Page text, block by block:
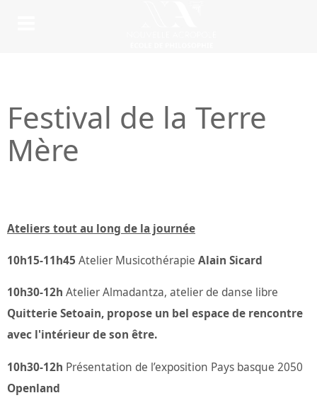
Festival de la Terre
Mère
Ateliers tout au long de la journée
10h15-11h45 Atelier Musicothérapie Alain Sicard
10h30-12h Atelier Almadantza, atelier de danse libre
Quitterie Setoain, propose un bel espace de rencontre
avec l'intérieur de son être.
10h30-12h Présentation de l’exposition Pays basque 2050
Openland